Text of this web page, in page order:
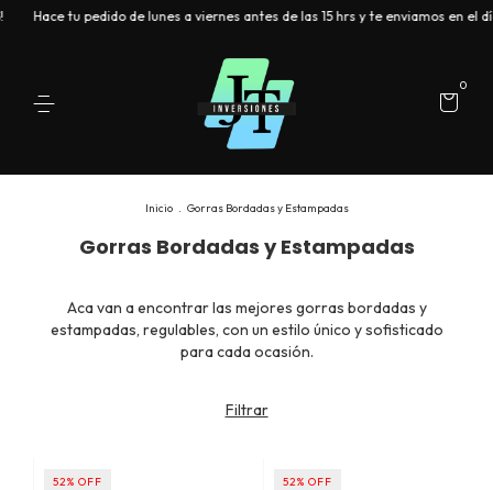
tu pedido de lunes a viernes antes de las 15 hrs y te enviamos en el día
0
Inicio . Gorras Bordadas y Estampadas
Gorras Bordadas y Estampadas
Aca van a encontrar las mejores gorras bordadas y
estampadas, regulables, con un estilo único y sofisticado
para cada ocasión.
Filtrar
52% OFF 52% OFF